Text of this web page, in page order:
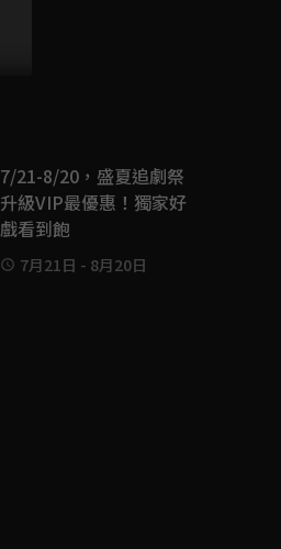
7/21-8/20，盛夏追劇祭
升級VIP最優惠！獨家好
戲看到飽
7月21日 - 8月20日